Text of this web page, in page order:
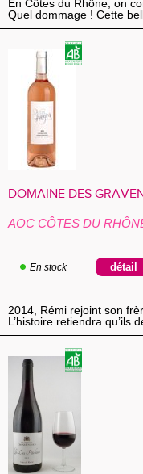
En Côtes du Rhône, on
Quel dommage ! Cette
DOMAINE DES
AOC CÔTES DU
En stock
2014, Rémi rejoint son
L’histoire retiendra qu’ils